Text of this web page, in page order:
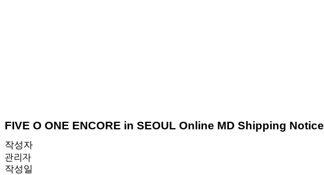
FIVE O ONE ENCORE in SEOUL Online MD Shipping Notice
작성자
관리자
작성일